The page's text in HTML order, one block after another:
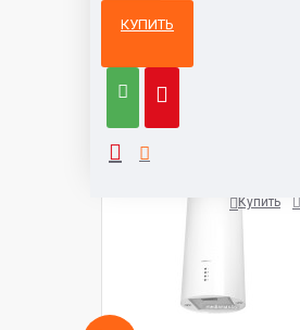
КУПИТЬ
категории
Купить